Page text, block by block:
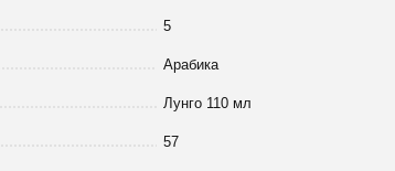
5
Арабика
Лунго 110 мл
57